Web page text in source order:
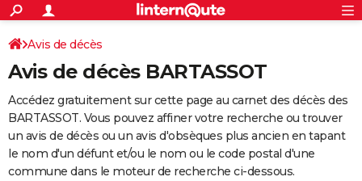
ACTUALITÉS
Politique
Société
Faits Divers
Education
Monde
Villes
+
SPORT
Coupe du monde 2026
Football
Tennis
Cyclisme
Rugby
Forum
Programme TV
TNT
Streaming
Cinéma
Sorties cinéma
Musique
+
FINANCE
Impôts
Immobilier
Risques naturels par ville
Banque
Assurance
Crédit
AUTO
Avis de décès
Avis de décès BARTASSOT
Accédez gratuitement sur cette page au carnet des décès des
BARTASSOT. Vous pouvez affiner votre recherche ou trouver
un avis de décès ou un avis d'obsèques plus ancien en tapant
le nom d'un défunt et/ou le nom ou le code postal d'une
commune dans le moteur de recherche ci-dessous.